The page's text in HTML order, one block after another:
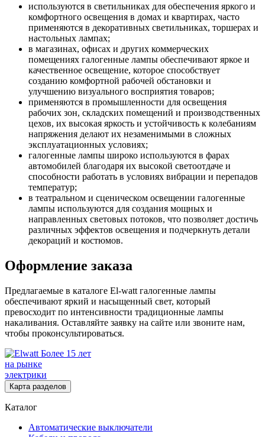
используются в светильниках для обеспечения яркого и
комфортного освещения в домах и квартирах, часто
применяются в декоративных светильниках, торшерах и
настольных лампах;
в магазинах, офисах и других коммерческих
помещениях галогенные лампы обеспечивают яркое и
качественное освещение, которое способствует
созданию комфортной рабочей обстановки и
улучшению визуального восприятия товаров;
применяются в промышленности для освещения
рабочих зон, складских помещений и производственных
цехов, их высокая яркость и устойчивость к колебаниям
напряжения делают их незаменимыми в сложных
эксплуатационных условиях;
галогенные лампы широко используются в фарах
автомобилей благодаря их высокой светоотдаче и
способности работать в условиях вибрации и перепадов
температур;
в театральном и сценическом освещении галогенные
лампы используются для создания мощных и
направленных световых потоков, что позволяет достичь
различных эффектов освещения и подчеркнуть детали
декораций и костюмов.
Оформление заказа
Предлагаемые в каталоге El-watt галогенные лампы
обеспечивают яркий и насыщенный свет, который
превосходит по интенсивности традиционные лампы
накаливания. Оставляйте заявку на сайте или звоните нам,
чтобы проконсультироваться.
Более 15 лет
на рынке
электрики
Карта разделов
Каталог
Автоматические выключатели